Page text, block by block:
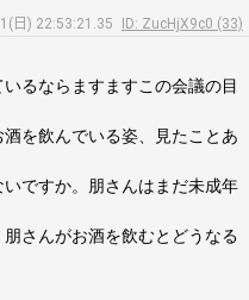
日) 22:53:21.35
ID: ZucHjX9c0 (33)
るならますますこの会議の目
を飲んでいる姿、見たことあ
ですか。朋さんはまだ未成年
さんがお酒を飲むとどうなる